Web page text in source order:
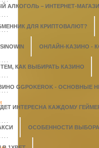
– ИНТЕРНЕТ-
ДЛЯ КРИПТОВАЛЮТ?
ОНЛАЙН-КАЗИНО -
КАК ВЫБИРАТЬ КАЗИНО
GGPOKEROK -
ИНТЕРЕСНА КАЖДОМУ
ОСОБЕННОСТИ